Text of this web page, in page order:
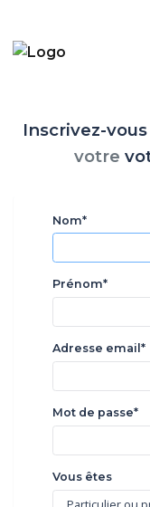
Inscrivez-
votre
Nom*
Prénom*
Adresse email*
Mot de passe*
Vous êtes